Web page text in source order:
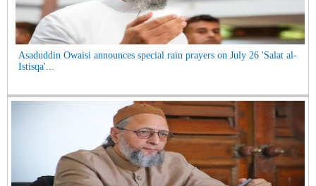
Asaduddin Owaisi announces special rain prayers on July 26 'Salat al-
Istisqa'...